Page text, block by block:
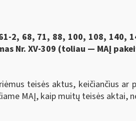
68, 71, 88, 100, 108, 140,
Nr. XV-309 (toliau — MAĮ
teisės aktus, keičiančius ar
MAĮ, kaip muitų teisės aktai,